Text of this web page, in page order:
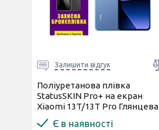
Залишити відгук
Поліуретанова плівка
StatusSKIN Pro+ на екран
Xiaomi 13T/13T Pro Глянцева
Є в наявності